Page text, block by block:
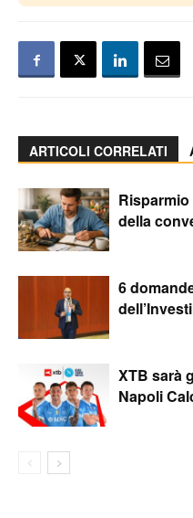
ARTICOLI CORRELATI
della
6
XTB sarà
Napoli